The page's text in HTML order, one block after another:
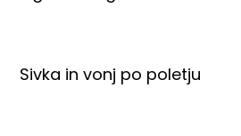
Sivka in vonj po poletju